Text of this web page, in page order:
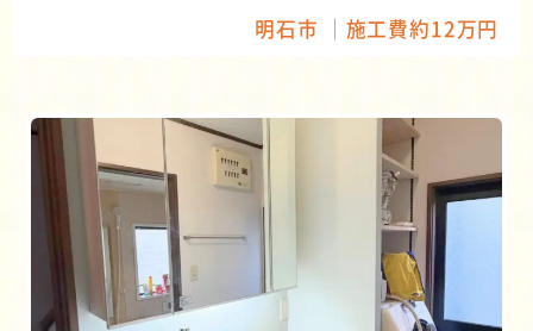
明石市 施工費約12万円